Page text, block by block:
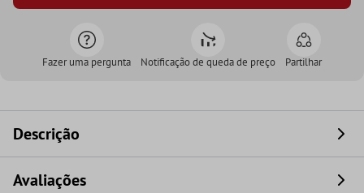
Fazer uma pergunta Notificação de queda de preço Partilhar
Descrição
Avaliações